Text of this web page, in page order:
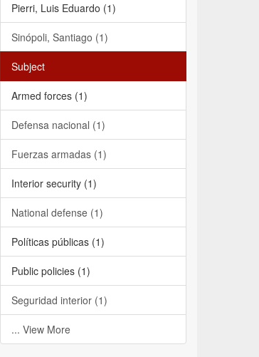
Pierri, Luis Eduardo (1)
Sinópoli, Santiago (1)
Subject
Armed forces (1)
Defensa nacional (1)
Fuerzas armadas (1)
Interior security (1)
National defense (1)
Políticas públicas (1)
Public policies (1)
Seguridad interior (1)
... View More